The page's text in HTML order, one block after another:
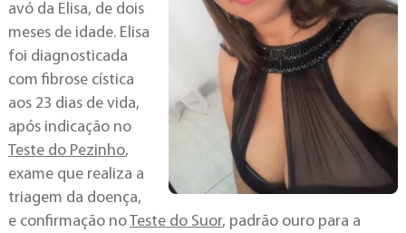
avó da Elisa, de dois
meses de idade. Elisa
foi diagnosticada
com fibrose cística
aos 23 dias de vida,
após indicação no
Teste do Pezinho,
exame que realiza a
triagem da doença,
e confirmação noTeste do Suor, padrão ouro para a